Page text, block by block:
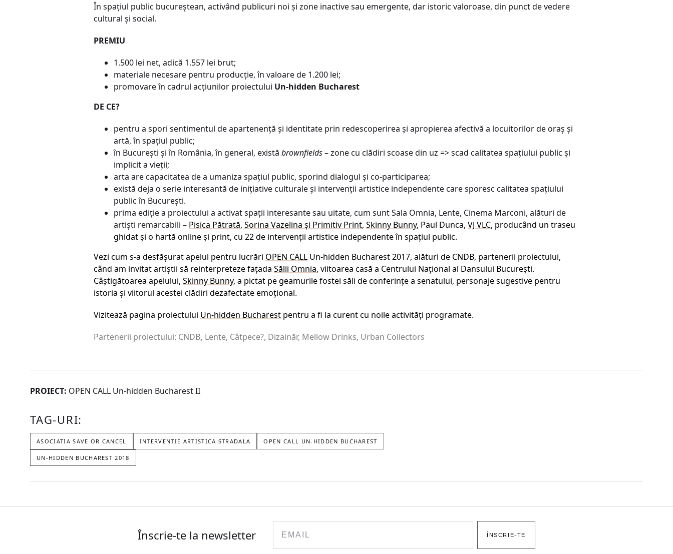
În spațiul public bucureștean, activând publicuri noi și zone inactive sau emergente, dar istoric valoroase, din punct de vedere
cultural și social.
PREMIU
1.500 lei net, adică 1.557 lei brut;
materiale necesare pentru producție, în valoare de 1.200 lei;
promovare în cadrul acțiunilor proiectului Un-hidden Bucharest
DE CE?
pentru a spori sentimentul de apartenență și identitate prin redescoperirea și apropierea afectivă a locuitorilor de oraș și
artă, în spațiul public;
în București și în România, în general, există brownfields– zone cu clădiri scoase din uz => scad calitatea spațiului public și
implicit a vieții;
arta are capacitatea de a umaniza spațiul public, sporind dialogul și co-participarea;
există deja o serie interesantă de inițiative culturale și intervenții artistice independente care sporesc calitatea spațiului
public în București.
prima ediție a proiectului a activat spații interesante sau uitate, cum sunt Sala Omnia, Lente, Cinema Marconi, alături de
artiști remarcabili – Pisica Pătrată, Sorina Vazelina și Primitiv Print, Skinny Bunny, Paul Dunca, VJ VLC, producând un traseu
ghidat și o hartă online și print, cu 22 de intervenții artistice independente în spațiul public.
Vezi cum s-a desfășurat apelul pentru lucrări OPEN CALL Un-hidden Bucharest 2017, alături de CNDB, partenerii proiectului,
când am invitat artiștii să reinterpreteze fațada Sălii Omnia, viitoarea casă a Centrului Național al Dansului București.
Câștigătoarea apelului, Skinny Bunny, a pictat pe geamurile fostei săli de conferințe a senatului, personaje sugestive pentru
istoria și viitorul acestei clădiri dezafectate emoțional.
Vizitează pagina proiectului Un-hidden Bucharest pentru a fi la curent cu noile activități programate.
Partenerii proiectului: CNDB, Lente, Câtpece?, Dizainăr, Mellow Drinks, Urban Collectors
PROIECT: OPEN CALL Un-hidden Bucharest II
TAG-URI:
ASOCIATIA SAVE OR CANCEL INTERVENTIE ARTISTICA STRADALA OPEN CALL UN-HIDDEN BUCHAREST
UN-HIDDEN BUCHAREST 2018
Înscrie-te la newsletter ÎNSCRIE-TE